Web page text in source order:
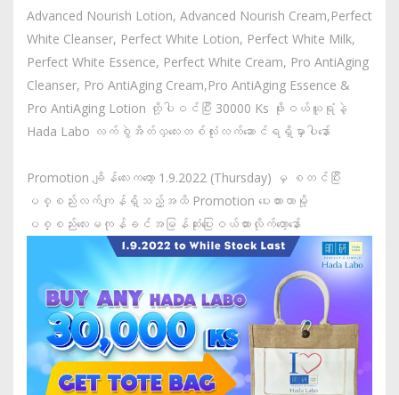
Advanced Nourish Lotion, Advanced Nourish Cream,Perfect
White Cleanser, Perfect White Lotion, Perfect White Milk,
Perfect White Essence, Perfect White Cream, Pro AntiAging
Cleanser, Pro AntiAging Cream,Pro AntiAging Essence &
Pro AntiAging Lotion တို့ပါဝင်ပြီး 30000 Ks ဖိုးဝယ်ယူရုံနဲ့
Hada Labo လက်စွဲအိတ်လှလေးတစ်လုံးလက်ဆောင်ရရှိမှာပါနော်
Promotion ချိန်လေးကတော့ 1.9.2022 (Thursday) မှ စတင်ပြီး
ပစ္စည်းလက်ကျန်ရှိသည့်အထိ Promotion ပေးထားတာမို့
ပစ္စည်းလေးမကုန်ခင်အမြန်ဆုံးပြေးဝယ်ထားလိုက်တော့နော်